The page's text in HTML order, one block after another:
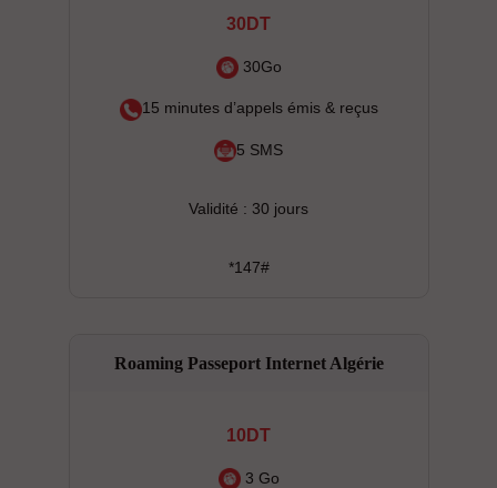
30DT
30Go
15 minutes d’appels émis & reçus
5 SMS
Validité : 30 jours
*147#
Roaming Passeport Internet Algérie
10DT
3 Go